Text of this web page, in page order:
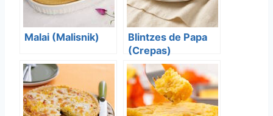
Malai (Malisnik)
Blintzes de Papa
(Crepas)